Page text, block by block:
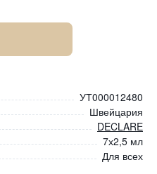
УТ000012480
Швейцария
DECLARE
7х2,5 мл
Для всех